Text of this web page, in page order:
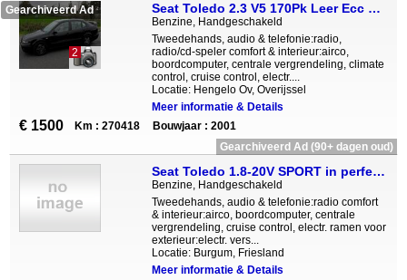
Gearchiveerd Ad
2
Seat Toledo 2.3 V5 170Pk Leer Ecc Xenon Nap
Benzine, Handgeschakeld
Tweedehands, audio & telefonie:radio,
radio/cd-speler comfort & interieur:airco,
boordcomputer, centrale vergrendeling, climate
control, cruise control, electr....
Locatie: Hengelo Ov, Overijssel
Meer informatie & Details
€ 1500 Km : 270418
Bouwjaar : 2001
Gearchiveerd Ad (90+ dagen oud)
Seat Toledo 1.8-20V SPORT in perfecte staat zeer goed onderhou
Benzine, Handgeschakeld
Tweedehands, audio & telefonie:radio comfort
& interieur:airco, boordcomputer, centrale
vergrendeling, cruise control, electr. ramen voor
exterieur:electr. vers...
Locatie: Burgum, Friesland
Meer informatie & Details